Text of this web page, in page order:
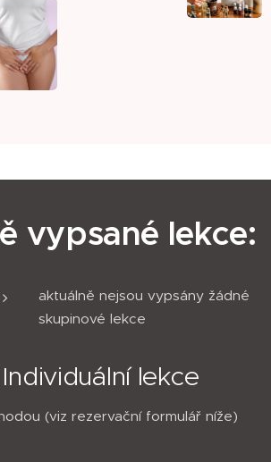
vypsané lekce:
aktuálně nejsou vypsány žádné
skupinové lekce
Individuální lekce
(viz rezervační formulář níže)